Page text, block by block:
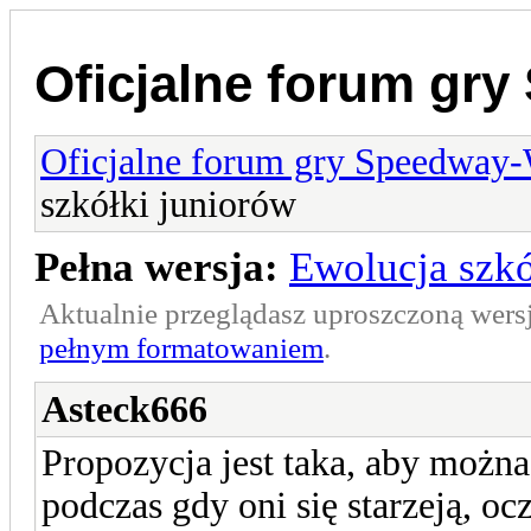
Oficjalne forum gry
Oficjalne forum gry
szkółki juniorów
Pełna wersja: Ewolucja
Aktualnie przeglądasz uproszczoną
pełnym formatowaniem.
Asteck666
Propozycja jest taka, aby
podczas gdy oni się starzeją,